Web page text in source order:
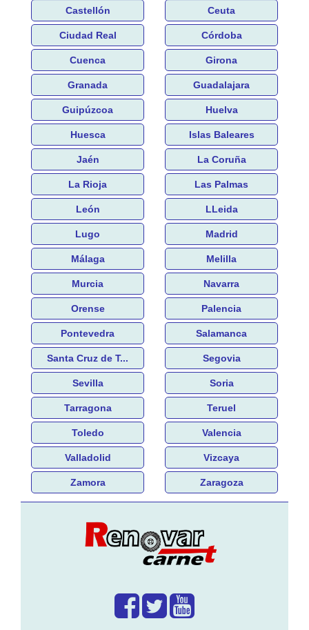
Castellón Ceuta
Ciudad Real Córdoba
Cuenca Girona
Granada Guadalajara
Guipúzcoa Huelva
Huesca Islas Baleares
Jaén La Coruña
La Rioja Las Palmas
León LLeida
Lugo Madrid
Málaga Melilla
Murcia Navarra
Orense Palencia
Pontevedra Salamanca
Santa Cruz de T... Segovia
Sevilla Soria
Tarragona Teruel
Toledo Valencia
Valladolid Vizcaya
Zamora Zaragoza